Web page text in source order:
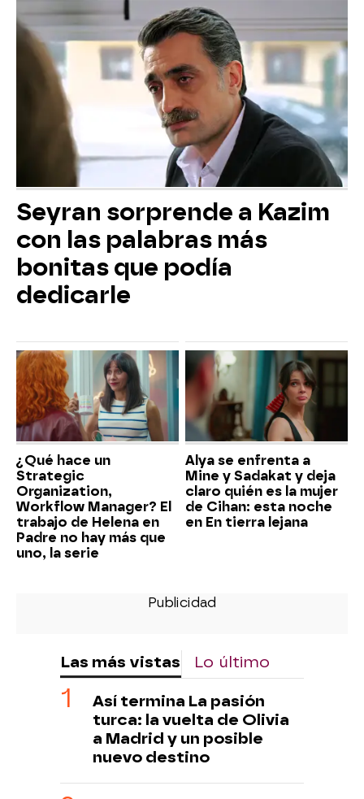
Seyran sorprende a Kazim
con las palabras más
bonitas que podía
dedicarle
¿Qué hace un
Strategic
Organization,
Workflow Manager? El
trabajo de Helena en
Padre no hay más que
uno, la serie
Alya se enfrenta a
Mine y Sadakat y deja
claro quién es la mujer
de Cihan: esta noche
en En tierra lejana
Las más vistas Lo último
Así termina La pasión
turca: la vuelta de Olivia
a Madrid y un posible
nuevo destino